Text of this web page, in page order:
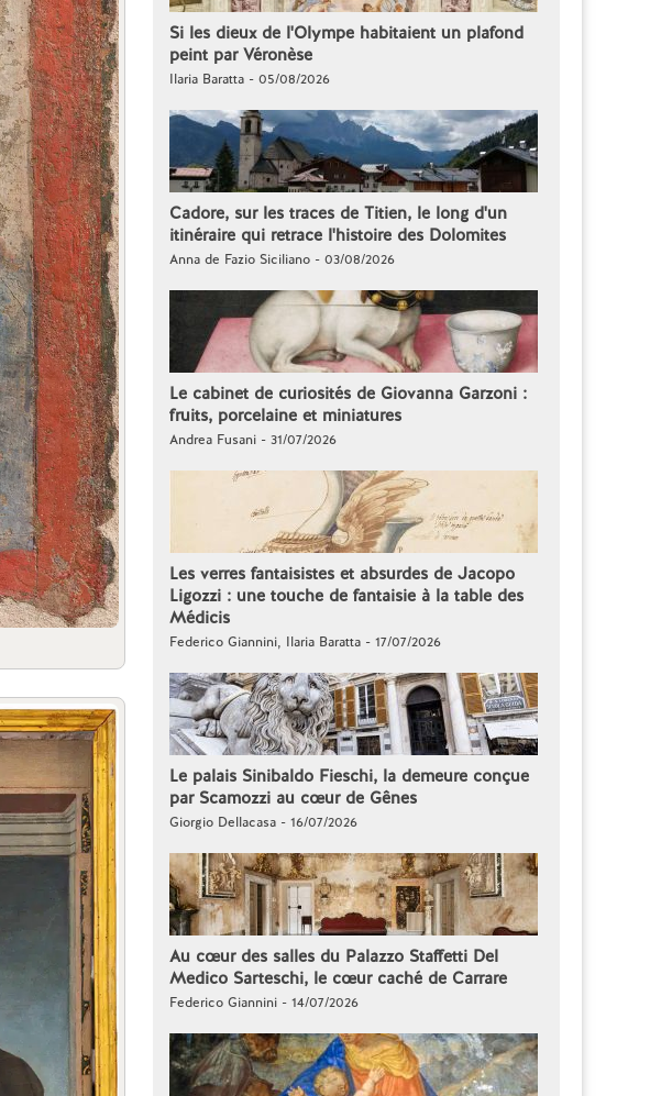
Si les dieux de l'Olympe habitaient un plafond
peint par Véronèse
Ilaria Baratta - 05/08/2026
Cadore, sur les traces de Titien, le long d'un
itinéraire qui retrace l'histoire des Dolomites
Anna de Fazio Siciliano - 03/08/2026
Le cabinet de curiosités de Giovanna Garzoni :
fruits, porcelaine et miniatures
Andrea Fusani - 31/07/2026
Les verres fantaisistes et absurdes de Jacopo
Ligozzi : une touche de fantaisie à la table des
Médicis
Federico Giannini, Ilaria Baratta - 17/07/2026
Le palais Sinibaldo Fieschi, la demeure conçue
par Scamozzi au cœur de Gênes
Giorgio Dellacasa - 16/07/2026
Au cœur des salles du Palazzo Staffetti Del
Medico Sarteschi, le cœur caché de Carrare
Federico Giannini - 14/07/2026